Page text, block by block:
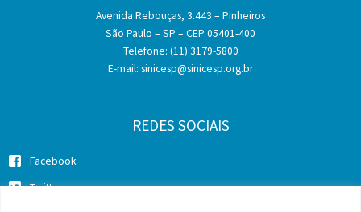
Avenida Rebouças, 3.443 – Pinheiros
São Paulo – SP – CEP 05401-400
Telefone: (11) 3179-5800
E-mail: sinicesp@sinicesp.org.br
REDES SOCIAIS
Facebook
Twitter